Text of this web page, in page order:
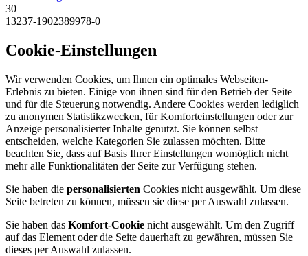
30
13237-1902389978-0
Cookie-Einstellungen
Wir verwenden Cookies, um Ihnen ein optimales Webseiten-
Erlebnis zu bieten. Einige von ihnen sind für den Betrieb der Seite
und für die Steuerung notwendig. Andere Cookies werden lediglich
zu anonymen Statistikzwecken, für Komforteinstellungen oder zur
Anzeige personalisierter Inhalte genutzt. Sie können selbst
entscheiden, welche Kategorien Sie zulassen möchten. Bitte
beachten Sie, dass auf Basis Ihrer Einstellungen womöglich nicht
mehr alle Funktionalitäten der Seite zur Verfügung stehen.
Sie haben die personalisierten Cookies nicht ausgewählt. Um diese
Seite betreten zu können, müssen sie diese per Auswahl zulassen.
Sie haben das Komfort-Cookie nicht ausgewählt. Um den Zugriff
auf das Element oder die Seite dauerhaft zu gewähren, müssen Sie
dieses per Auswahl zulassen.